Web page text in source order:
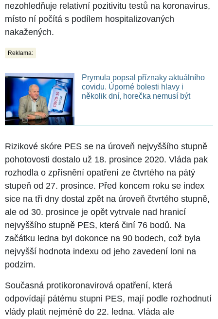
nezohledňuje relativní pozitivitu testů na koronavirus,
místo ní počítá s podílem hospitalizovaných
nakažených.
Reklama:
Prymula popsal příznaky aktuálního
covidu. Úporné bolesti hlavy i
několik dní, horečka nemusí být
Rizikové skóre PES se na úroveň nejvyššího stupně
pohotovosti dostalo už 18. prosince 2020. Vláda pak
rozhodla o zpřísnění opatření ze čtvrtého na pátý
stupeň od 27. prosince. Před koncem roku se index
sice na tři dny dostal zpět na úroveň čtvrtého stupně,
ale od 30. prosince je opět vytrvale nad hranicí
nejvyššího stupně PES, která činí 76 bodů. Na
začátku ledna byl dokonce na 90 bodech, což byla
nejvyšší hodnota indexu od jeho zavedení loni na
podzim.
Současná protikoronavirová opatření, která
odpovídají pátému stupni PES, mají podle rozhodnutí
vlády platit nejméně do 22. ledna. Vláda ale